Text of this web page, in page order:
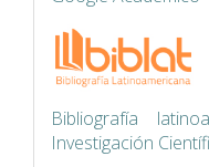
Bibliografía
Investigación